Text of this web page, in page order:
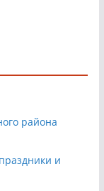
района
и